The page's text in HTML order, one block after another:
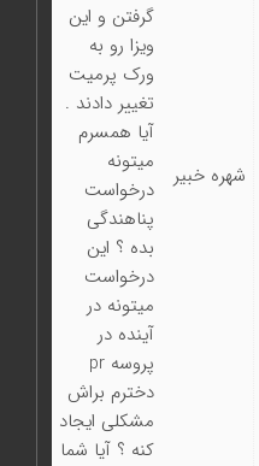
شهره خبیر
گرفتن و این
ویزا رو به
ورک پرمیت
تغییر دادند .
آیا همسرم
میتونه
درخواست
پناهندگی
بده ؟ این
درخواست
میتونه در
آینده در
پروسه pr
دخترم براش
مشکلی ایجاد
کنه ؟ آیا شما